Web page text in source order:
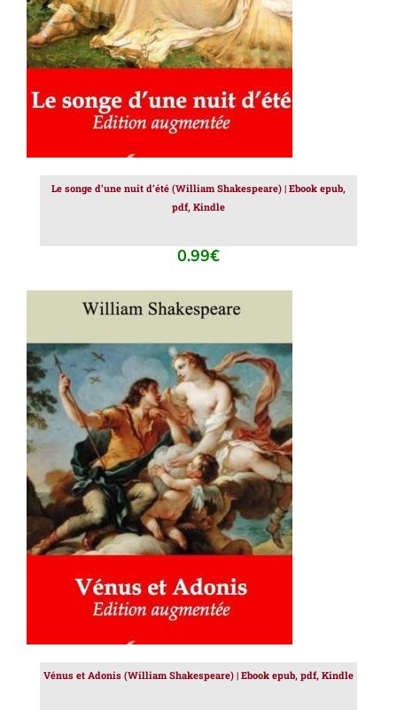
Le songe d’une nuit d’été (William Shakespeare) | Ebook epub,
pdf, Kindle
0.99€
AJOUTER AU PANIER / DÉTAILS
Vénus et Adonis (William Shakespeare) | Ebook epub, pdf, Kindle